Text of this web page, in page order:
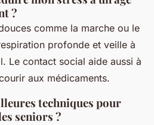
?
comme la marche ou le
profonde et veille à
Le contact social aide aussi à
aux médicaments.
techniques pour
seniors ?